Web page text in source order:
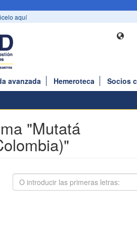
aquí
avanzada Hemeroteca
Socios
"Mutatá